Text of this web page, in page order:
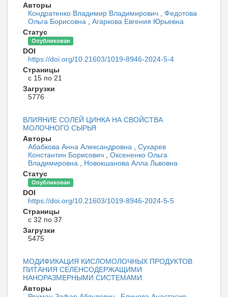
Авторы
Кондратенко Владимир Владимирович
Федотова
Ольга Борисовна
Агаркова Евгения Юрьевна
Статус
Опубликован
DOI
https://doi.org/10.21603/1019-8946-2024-5-4
Страницы
с 15 по 21
Загрузки
5776
ВЛИЯНИЕ СОЛЕЙ ЦИНКА НА СВОЙСТВА
МОЛОЧНОГО СЫРЬЯ
Авторы
Абабкова Анна Александровна
Сухарев
Константин Борисович
Оксененко Ольга
Владимировна
Новокшанова Алла Львовна
Статус
Опубликован
DOI
https://doi.org/10.21603/1019-8946-2024-5-5
Страницы
с 32 по 37
Загрузки
5475
МОДИФИКАЦИЯ КИСЛОМОЛОЧНЫХ ПРОДУКТОВ
ПИТАНИЯ СЕЛЕНСОДЕРЖАЩИМИ
НАНОРАЗМЕРНЫМИ СИСТЕМАМИ
Авторы